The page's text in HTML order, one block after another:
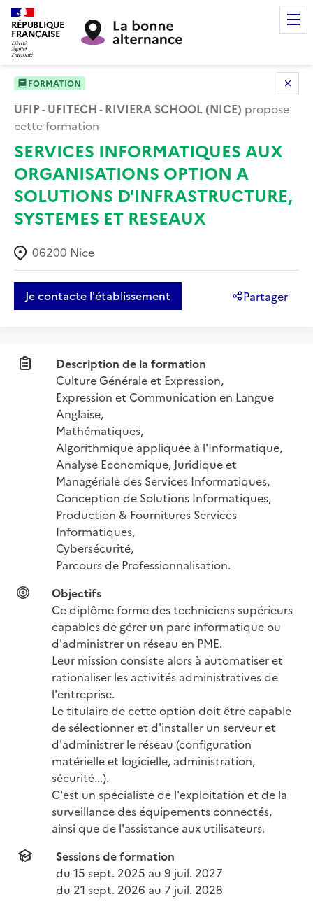
RÉPUBLIQUE
FRANÇAISE
FORMATION
UFIP - UFITECH - RIVIERA SCHOOL (NICE) propose
cette formation
SERVICES INFORMATIQUES AUX
ORGANISATIONS OPTION A
SOLUTIONS D'INFRASTRUCTURE,
SYSTEMES ET RESEAUX
06200 Nice
Je contacte l'établissement Partager
Description de la formation
Culture Générale et Expression,
Expression et Communication en Langue
Anglaise,
Mathématiques,
Algorithmique appliquée à l'Informatique,
Analyse Economique, Juridique et
Managériale des Services Informatiques,
Conception de Solutions Informatiques,
Production & Fournitures Services
Informatiques,
Cybersécurité,
Parcours de Professionnalisation.
Objectifs
Ce diplôme forme des techniciens supérieurs
capables de gérer un parc informatique ou
d'administrer un réseau en PME.
Leur mission consiste alors à automatiser et
rationaliser les activités administratives de
l'entreprise.
Le titulaire de cette option doit être capable
de sélectionner et d'installer un serveur et
d'administrer le réseau (configuration
matérielle et logicielle, administration,
sécurité...).
C'est un spécialiste de l'exploitation et de la
surveillance des équipements connectés,
ainsi que de l'assistance aux utilisateurs.
Sessions de formation
du 15 sept. 2025 au 9 juil. 2027
du 21 sept. 2026 au 7 juil. 2028